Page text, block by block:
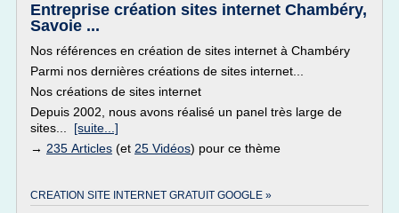
Entreprise création sites internet Chambéry,
Savoie ...
Nos références en création de sites internet à Chambéry
Parmi nos dernières créations de sites internet...
Nos créations de sites internet
Depuis 2002, nous avons réalisé un panel très large de
sites... [suite...]
→ 235 Articles (et 25 Vidéos) pour ce thème
CREATION SITE INTERNET GRATUIT GOOGLE »